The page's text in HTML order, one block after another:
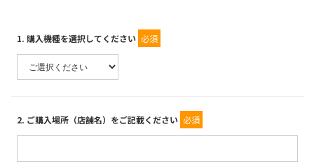
1. 購入機種を選択してください 必須
2. ご購入場所（店舗名）をご記載ください 必須